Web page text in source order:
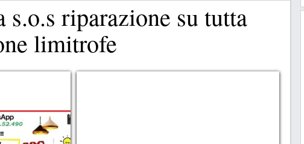
s.o.s riparazione su tutta
limitrofe